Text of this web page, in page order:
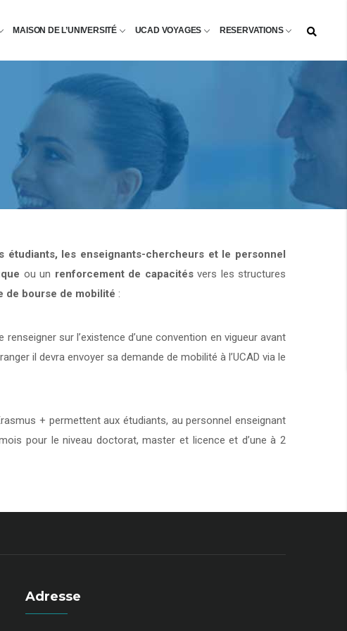
MAISON DE L’UNIVERSITÉ UCAD VOYAGES RESERVATIONS
étudiants, les enseignants-chercheurs et le personnel
ou un renforcement de capacitésvers les structures
de bourse de mobilité :
sur l’existence d’une convention en vigueur avant
il devra envoyer sa demande de mobilité à l’UCAD via le
+ permettent aux étudiants, au personnel enseignant
pour le niveau doctorat, master et licence et d’une à 2
Adresse